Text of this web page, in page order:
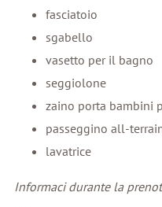
fasciatoio
sgabello
vasetto per il bagno
seggiolone
zaino porta bambini
passeggino all-
lavatrice
Informaci durante la